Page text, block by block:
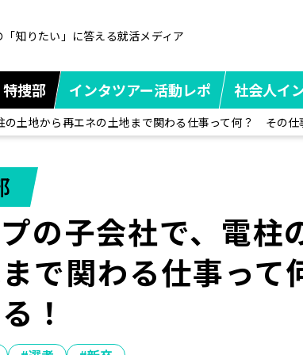
「知りたい」に答える就活メディア
捜部 インタツアー活動レポ 社会人イ
の土地から再エネの土地まで関わる仕事って何？ その仕
の子会社で、電柱
で関わる仕事っ
！